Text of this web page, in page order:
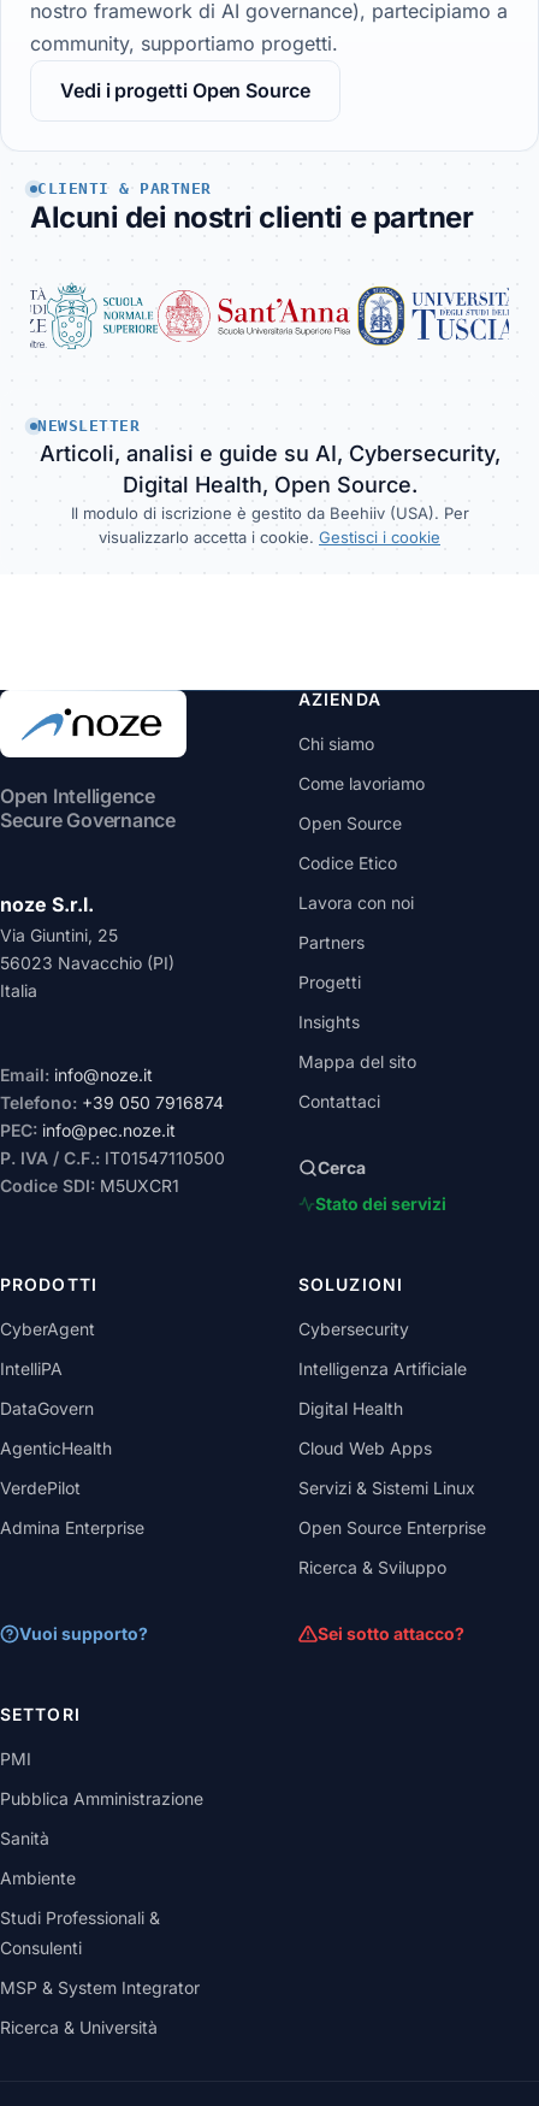
nostro framework di AI governance), partecipiamo a
community, supportiamo progetti.
Vedi i progetti Open Source
CLIENTI & PARTNER
Alcuni dei nostri clienti e partner
NEWSLETTER
Articoli, analisi e guide su AI, Cybersecurity,
Digital Health, Open Source.
Il modulo di iscrizione è gestito da Beehiiv (USA). Per
visualizzarlo accetta i cookie. Gestisci i cookie
Open Intelligence
Secure Governance
noze S.r.l.
Via Giuntini, 25
56023 Navacchio (PI)
Italia
Email: info@noze.it
Telefono: +39 050 7916874
PEC: info@pec.noze.it
P. IVA / C.F.: IT01547110500
Codice SDI: M5UXCR1
AZIENDA
Chi siamo
Come lavoriamo
Open Source
Codice Etico
Lavora con noi
Partners
Progetti
Insights
Mappa del sito
Contattaci
Cerca
Stato dei servizi
PRODOTTI
CyberAgent
IntelliPA
DataGovern
AgenticHealth
VerdePilot
Admina Enterprise
Vuoi supporto?
SOLUZIONI
Cybersecurity
Intelligenza Artificiale
Digital Health
Cloud Web Apps
Servizi & Sistemi Linux
Open Source Enterprise
Ricerca & Sviluppo
Sei sotto attacco?
SETTORI
PMI
Pubblica Amministrazione
Sanità
Ambiente
Studi Professionali &
Consulenti
MSP & System Integrator
Ricerca & Università